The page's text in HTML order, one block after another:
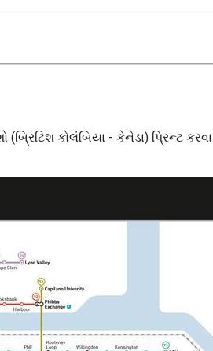
કોલંબિયા - કેનેડા) પ્રિન્ટ